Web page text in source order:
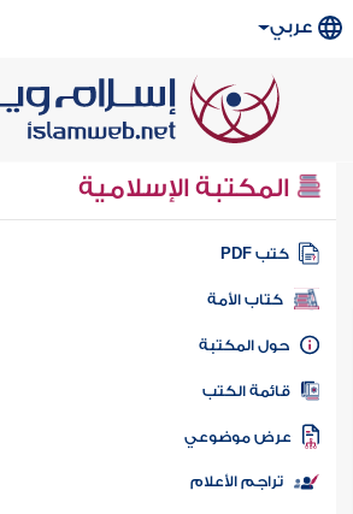
عربي
المكتبة الإسلامية
كتب PDF
كتاب الأمة
المكتبة
الكتب
موضوعي